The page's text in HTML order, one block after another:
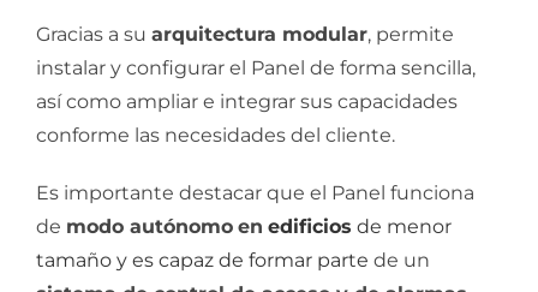
Gracias a su arquitectura modular, permite
instalar y configurar el Panel de forma sencilla,
así como ampliar e integrar sus capacidades
conforme las necesidades del cliente.
Es importante destacar que el Panel funciona
de modo autónomo en edificios de menor
tamaño y es capaz de formar parte de un